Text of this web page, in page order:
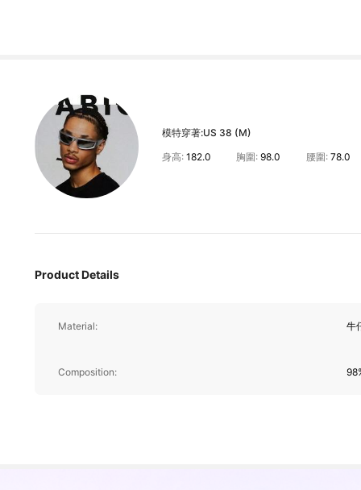
模特穿著:US 38 (M)
身高: 182.0 胸圍:98.0 腰圍: 78.0
Product Details
Material: 牛
Composition:
4.83
380K 追蹤者